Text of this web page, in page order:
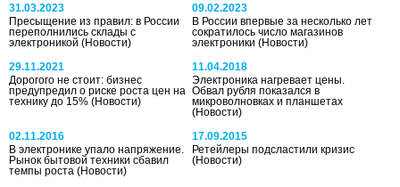
31.03.2023
Пресыщение из правил: в России
переполнились склады с
электроникой (Новости)
09.02.2023
В России впервые за несколько лет
сократилось число магазинов
электроники(Новости)
29.11.2021
Дорогого не стоит: бизнес
предупредил о риске роста цен на
технику до 15% (Новости)
11.04.2018
Электроника нагревает цены.
Обвал рубля показался в
микроволновках и планшетах
(Новости)
02.11.2016
В электронике упало напряжение.
Рынок бытовой техники сбавил
темпы роста (Новости)
17.09.2015
Ретейлеры подсластили кризис
(Новости)